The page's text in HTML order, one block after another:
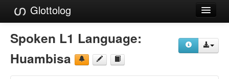
Glottolog
Languages
Families
Spoken L1 Language:
Huambisa